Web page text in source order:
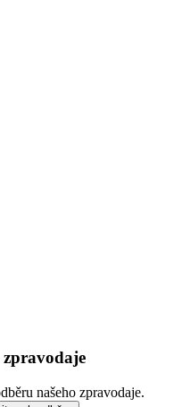
zpravodaje
našeho zpravodaje.